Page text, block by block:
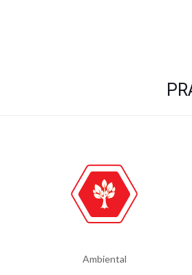
Ambiental